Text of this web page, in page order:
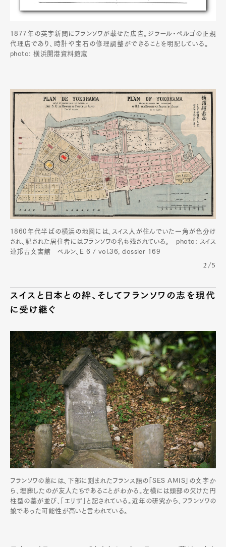
Art&DesignWatchFashion
ProductCultureLifestyle
1877年の英字新聞にフランソワが載せた広告。ジラール・ペルゴの正規
代理店であり、時計や宝石の修理調整ができることを明記している。
photo: 横浜開港資料館蔵
1860年代半ばの横浜の地図には、スイス人が住んでいた一角が色分け
され、記された居住者にはフランソワの名も残されている。 photo: スイス
連邦古文書館 ベルン、E 6 / vol.36, dossier 169
2/5
スイスと日本との絆、そしてフランソワの志を現代
に受け継ぐ
フランソワの墓には、下部に刻まれたフランス語の「SES AMIS」の文字か
ら、埋葬したのが友人たちであることがわかる。左横には頭部の欠けた円
柱型の墓が並び、「エリザ」と記されている。近年の研究から、フランソワの
娘であった可能性が高いと言われている。